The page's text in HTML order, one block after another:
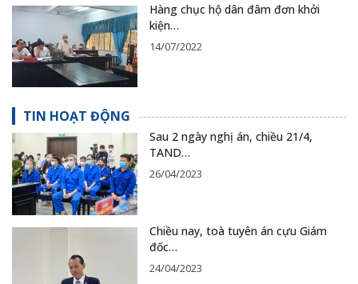
Hàng chục hộ dân đâm đơn khởi
kiện…
14/07/2022
TIN HOẠT ĐỘNG
Sau 2 ngày nghị án, chiều 21/4,
TAND…
26/04/2023
Chiều nay, toà tuyên án cựu Giám
đốc…
24/04/2023